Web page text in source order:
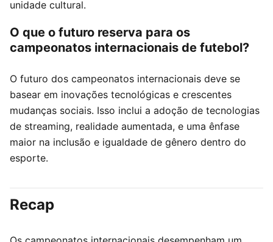
unidade cultural.
O que o futuro reserva para os
campeonatos internacionais de futebol?
O futuro dos campeonatos internacionais deve se
basear em inovações tecnológicas e crescentes
mudanças sociais. Isso inclui a adoção de tecnologias
de streaming, realidade aumentada, e uma ênfase
maior na inclusão e igualdade de gênero dentro do
esporte.
Recap